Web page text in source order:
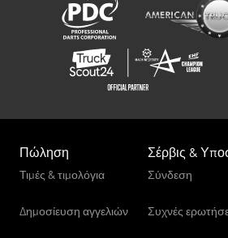
Πώληση
Τιμές & τιμολόγια
Δημοσίευση αγγελιών
Σέρβις &
Σύνδεση
Συχνές